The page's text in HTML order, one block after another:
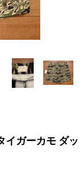
イガーカモ ダッ